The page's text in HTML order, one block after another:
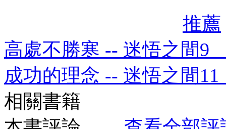
推薦
高處不勝寒 -- 迷悟之間9
成功的理念 -- 迷悟之間
相關書籍